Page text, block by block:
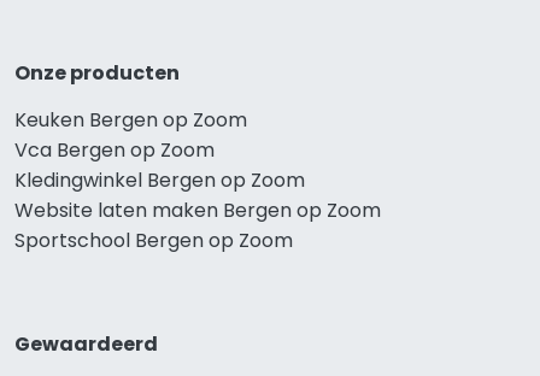
Onze producten
Keuken Bergen op Zoom
Vca Bergen op Zoom
Kledingwinkel Bergen op Zoom
Website laten maken Bergen op Zoom
Sportschool Bergen op Zoom
Gewaardeerd